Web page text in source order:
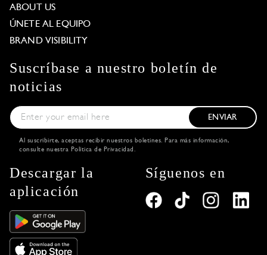
ABOUT US
ÚNETE AL EQUIPO
BRAND VISIBILITY
Suscríbase a nuestro boletín de
noticias
ENVIAR
Al suscribirte, aceptas recibir nuestros boletines. Para más información,
consulte nuestra Política de Privacidad .
Descargar la
aplicación
Síguenos en